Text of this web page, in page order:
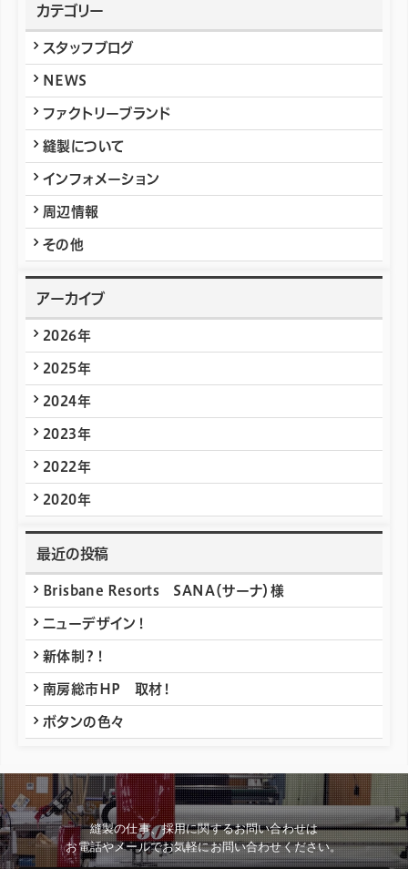
カテゴリー
スタッフブログ
NEWS
ファクトリーブランド
縫製について
インフォメーション
周辺情報
その他
アーカイブ
2026年
2025年
2024年
2023年
2022年
2020年
最近の投稿
Brisbane Resorts SANA（サーナ）様
ニューデザイン！
新体制？！
南房総市HP 取材！
ボタンの色々
縫製の仕事、採用に関するお問い合わせは
お電話やメールでお気軽にお問い合わせください。